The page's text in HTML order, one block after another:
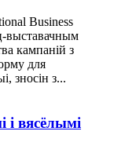
Business
выставачным
кампаній з
для
зносін з...
і вясёлымі